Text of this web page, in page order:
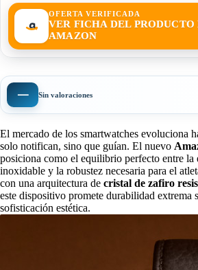
OFERTA VERIFICADA
VER FICHA DEL PRODUCTO
AMAZON
— Sin valoraciones
El mercado de los smartwatches evoluciona
solo notifican, sino que guían. El nuevo
posiciona como el equilibrio perfecto entre la
inoxidable y la robustez necesaria para el
con una arquitectura de cristal de zafiro
este dispositivo promete durabilidad extrema
sofisticación estética.